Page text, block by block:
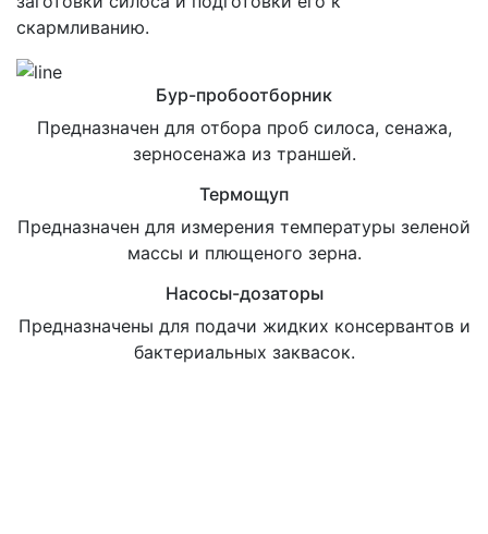
скармливанию.
Бур-пробоотборник
Предназначен для отбора проб силоса, сенажа,
зерносенажа из траншей.
Термощуп
Предназначен для измерения температуры зеленой
массы и плющеного зерна.
Насосы-дозаторы
Предназначены для подачи жидких консервантов и
бактериальных заквасок.